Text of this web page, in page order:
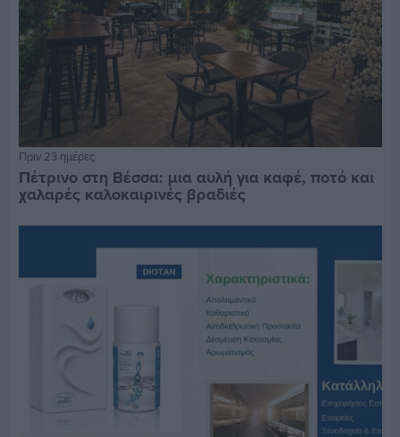
Πριν 23 ημέρες
Πέτρινο στη Βέσσα: μια αυλή για καφέ, ποτό και
χαλαρές καλοκαιρινές βραδιές